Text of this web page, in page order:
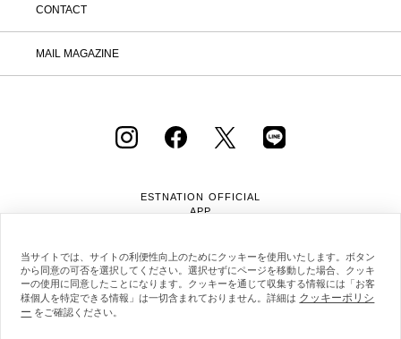
CONTACT
MAIL MAGAZINE
ESTNATION OFFICIAL
APP
会社概要
当サイトでは、サイトの利便性向上のためにクッキーを使用いたします。ボタン
から同意の可否を選択してください。選択せずにページを移動した場合、クッキ
ーの使用に同意したことになります。クッキーを通じて収集する情報には「お客
様個人を特定できる情報」は一切含まれておりません。詳細は クッキーポリシ
ー をご確認ください。